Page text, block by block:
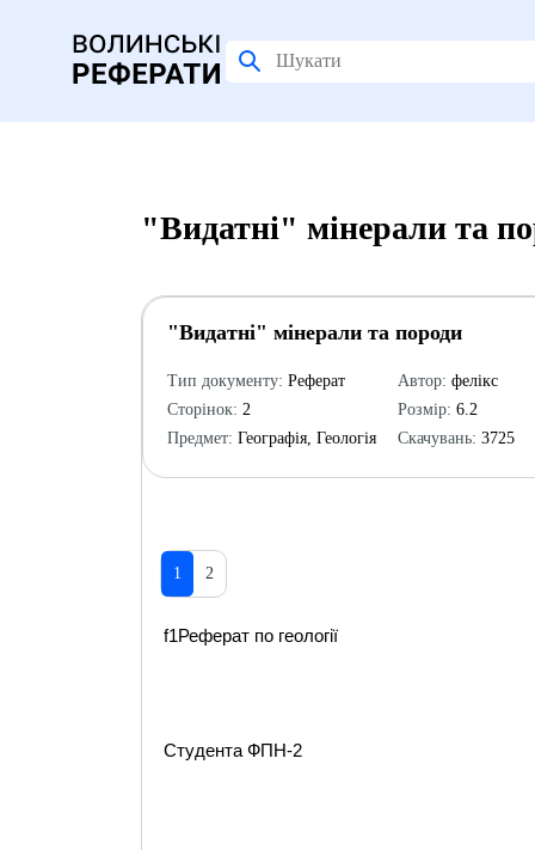
"Видатні" мінерали та
"Видатні" мінерали та породи
Тип документу: Реферат
Сторінок: 2
Предмет: Географія, Геологія
Автор: фелікс
Розмір: 6.2
Скачувань: 3725
1 2
f1Реферат по геології
Студента ФПН-2